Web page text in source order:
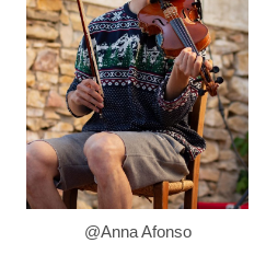
@Anna Afonso